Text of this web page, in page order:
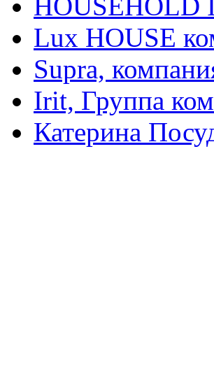
Lux HOUSE
Supra,
Irit, Группа
Катерина